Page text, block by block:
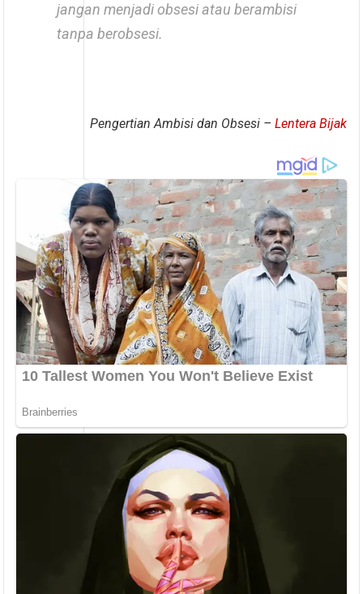
jangan menjadi obsesi atau berambisi
tanpa berobsesi.
Pengertian Ambisi dan Obsesi – Lentera Bijak